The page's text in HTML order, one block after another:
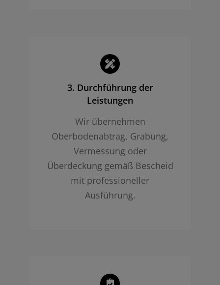
3. Durchführung der
Leistungen
Wir übernehmen
Oberbodenabtrag, Grabung,
Vermessung oder
Überdeckung gemäß Bescheid
mit professioneller
Ausführung.